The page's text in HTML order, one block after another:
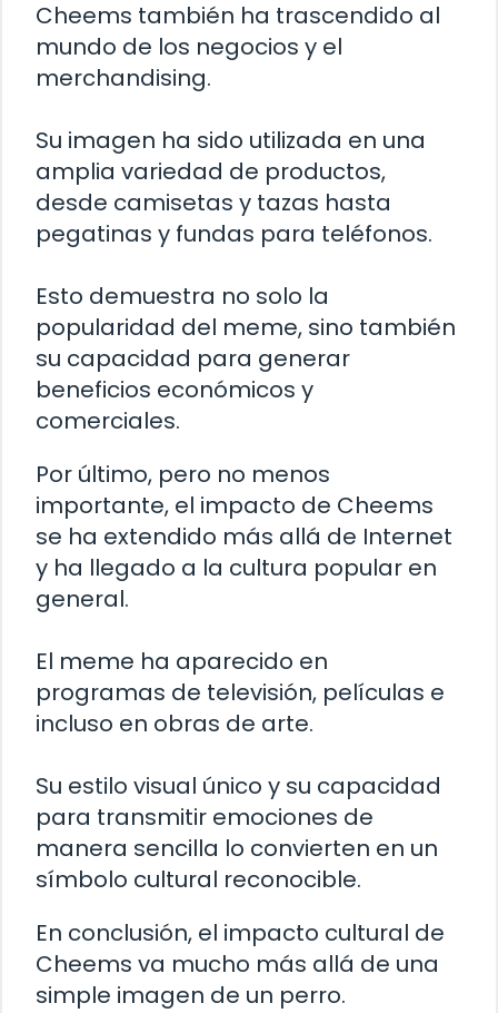
Cheems también ha trascendido al
mundo de los negocios y el
merchandising.
Su imagen ha sido utilizada en una
amplia variedad de productos,
desde camisetas y tazas hasta
pegatinas y fundas para teléfonos.
Esto demuestra no solo la
popularidad del meme, sino también
su capacidad para generar
beneficios económicos y
comerciales.
Por último, pero no menos
importante, el impacto de Cheems
se ha extendido más allá de Internet
y ha llegado a la cultura popular en
general.
El meme ha aparecido en
programas de televisión, películas e
incluso en obras de arte.
Su estilo visual único y su capacidad
para transmitir emociones de
manera sencilla lo convierten en un
símbolo cultural reconocible.
En conclusión, el impacto cultural de
Cheems va mucho más allá de una
simple imagen de un perro.